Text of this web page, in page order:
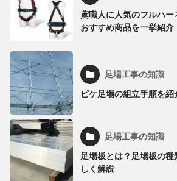
鳶職人に人気のフルハー
おすすめ商品を一挙紹介
足場工事の知識
ピケ足場の組立手順を紹
足場工事の知識
足場板とは？足場板の
しく解説